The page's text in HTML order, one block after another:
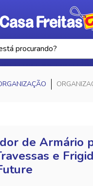
de Armário
e